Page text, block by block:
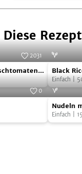
Diese
Foto:
2031
Black
Rice
Pudding
Black
Einfach|
0
Nudeln
mit
Nudeln
Einfach 15